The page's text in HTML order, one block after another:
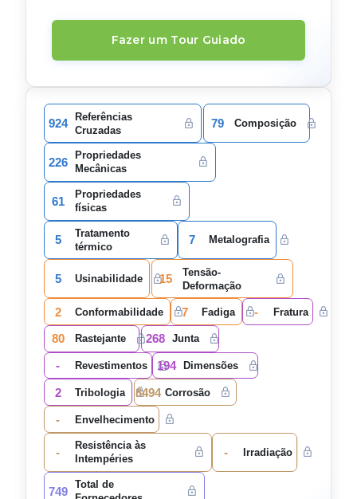
Fazer um Tour Guiado
924
Referências
Cruzadas
79 Composição
226
Propriedades
Mecânicas
61
Propriedades
físicas
5
Tratamento
térmico
7 Metalografia
5 Usinabilidade 15
Tensão-
Deformação
2 Conformabilidade 7 Fadiga - Fratura
80 Rastejante 268 Junta
- Revestimentos 194 Dimensões
2 Tribologia 8494 Corrosão
- Envelhecimento
-
Resistência às
Intempéries
- Irradiação
749
Total de